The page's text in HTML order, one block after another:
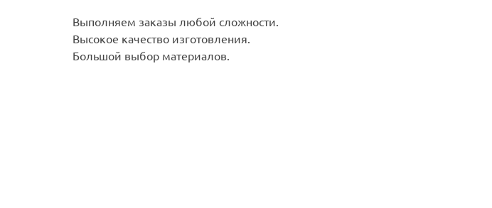
Выполняем заказы любой сложности.
Высокое качество изготовления.
Большой выбор материалов.